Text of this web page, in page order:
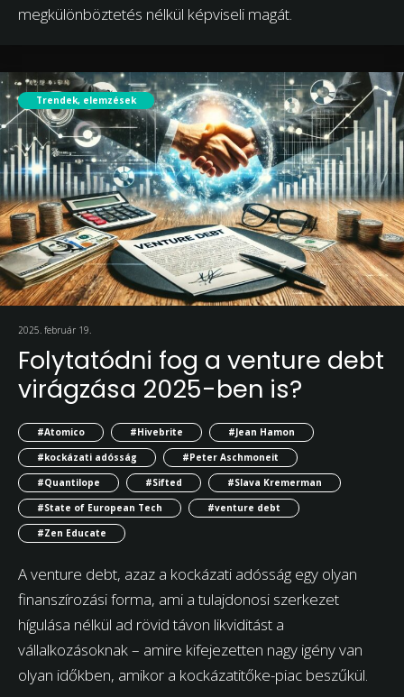
megkülönböztetés nélkül képviseli magát.
Trendek, elemzések
2025. február 19.
Folytatódni fog a venture debt
virágzása 2025-ben is?
#Atomico #Hivebrite
#Jean Hamon
#kockázati adósság
#Peter Aschmoneit
#Quantilope
#Sifted
#Slava Kremerman
#State of European Tech
#venture debt
#Zen Educate
A venture debt, azaz a kockázati adósság egy olyan
finanszírozási forma, ami a tulajdonosi szerkezet
hígulása nélkül ad rövid távon likviditást a
vállalkozásoknak – amire kifejezetten nagy igény van
olyan időkben, amikor a kockázatitőke-piac beszűkül.